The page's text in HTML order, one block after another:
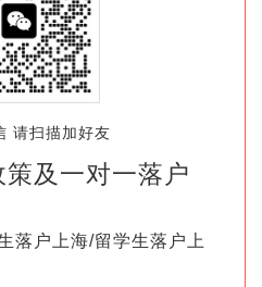
请扫描加好友
及一对一落户
落户上海/留学生落户上